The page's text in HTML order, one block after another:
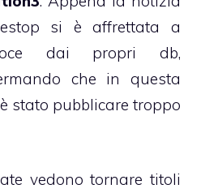
si è affrettata a
dai propri db,
che in questa
stato pubblicare troppo
vedono tornare titoli